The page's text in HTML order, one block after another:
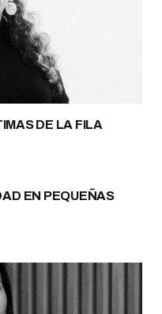
DE LA FILA
EN PEQUEÑAS